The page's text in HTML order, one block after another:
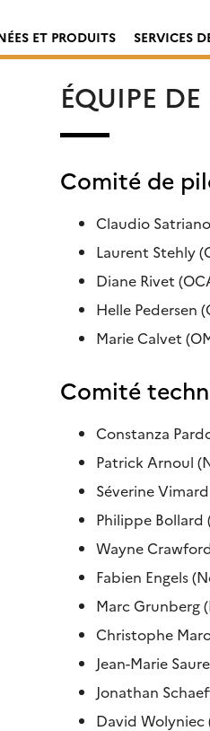
ET PRODUITS
SERVICES
ÉQUIPE
Comité de
Claudio
Laurent Stehly
Diane Rivet
Helle Pedersen
Marie Calvet
Comité
Constanza
Patrick Arnoul (
Séverine
Philippe
Wayne
Fabien Engels
Marc Grunberg
Christophe
Jean-Marie
Jonathan
David Wolyniec